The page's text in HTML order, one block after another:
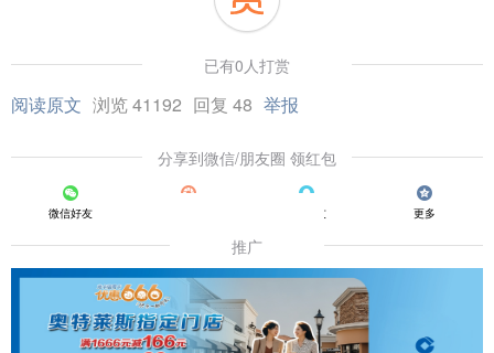
已有0人打赏
阅读原文 浏览 41192 回复 48 举报
分享到微信/朋友圈 领红包
微信好友 QQ好友 更多
推广